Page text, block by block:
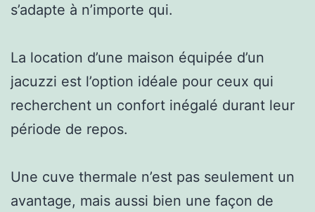
s’adapte à n’importe qui.
La location d’une maison équipée d’un
jacuzzi est l’option idéale pour ceux qui
recherchent un confort inégalé durant leur
période de repos.
Une cuve thermale n’est pas seulement un
avantage, mais aussi bien une façon de